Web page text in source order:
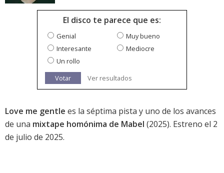
El disco te parece que es:
Genial
Muy bueno
Interesante
Mediocre
Un rollo
Votar
Ver resultados
Love me gentle es la séptima pista y uno de los avances
de una mixtape homónima de Mabel (2025). Estreno el 2
de julio de 2025.